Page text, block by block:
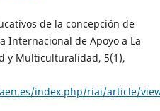
de la concepción de
Internacional de Apoyo a La
y Multiculturalidad, 5(1),
index.php/riai/article/